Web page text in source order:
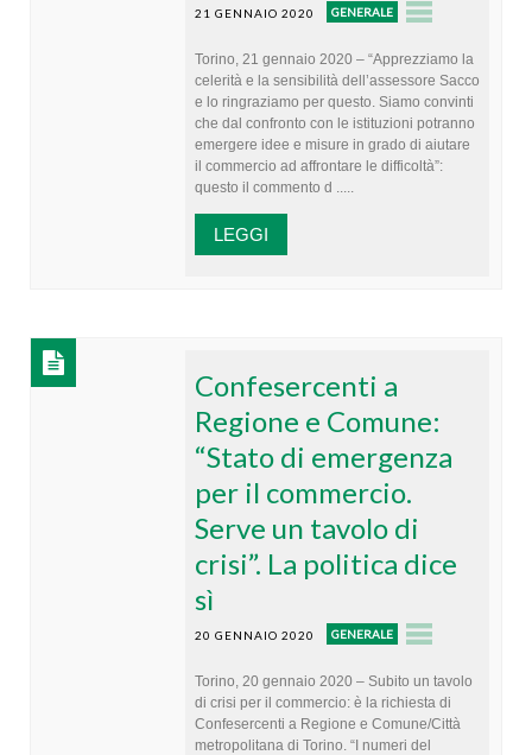
21 GENNAIO 2020 GENERALE
Torino, 21 gennaio 2020 – “Apprezziamo la
celerità e la sensibilità dell’assessore Sacco
e lo ringraziamo per questo. Siamo convinti
che dal confronto con le istituzioni potranno
emergere idee e misure in grado di aiutare
il commercio ad affrontare le difficoltà”:
questo il commento d .....
LEGGI
Confesercenti a
Regione e Comune:
“Stato di emergenza
per il commercio.
Serve un tavolo di
crisi”. La politica dice
sì
20 GENNAIO 2020 GENERALE
Torino, 20 gennaio 2020 – Subito un tavolo
di crisi per il commercio: è la richiesta di
Confesercenti a Regione e Comune/Città
metropolitana di Torino. “I numeri del